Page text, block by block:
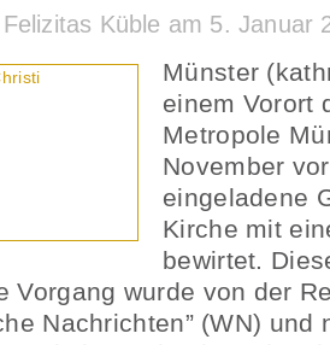
Küble am 5. Januar
Münster
einem Vorort
Metropole
November
eingeladene
Kirche mit
bewirtet.
Vorgang wurde von der
Nachrichten” (WN) und